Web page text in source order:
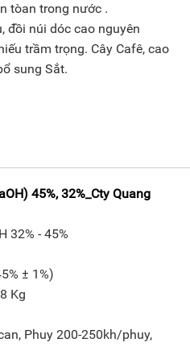
tòan trong nước .
đồi núi dóc cao nguyên
trầm trọng. Cây Cafê, cao
sung Sắt.
45%, 32%_Cty Quang
32% - 45%
± 1%)
Kg
Phuy 200-250kh/phuy,